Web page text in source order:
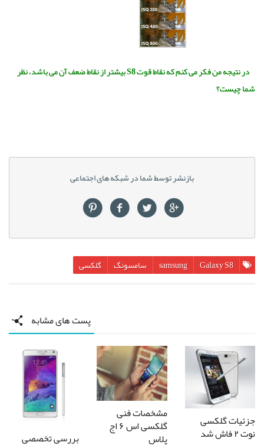
در نتیجه من فکر می کنم که نقاط قوت S8 بیشتر از نقاط ضعف آن می باشد، نظر
شما چیست؟
بازنشر توسط شما در شبکه های اجتماعی
Galaxy S8
samsung سامسونگ گلکسی
پست های مشابه
جزئیات گلکسی
نوت ۲ فاش شد
مشخصات فنی
گلکسی اس ۶ اج
پلاس بررسی تخصصی